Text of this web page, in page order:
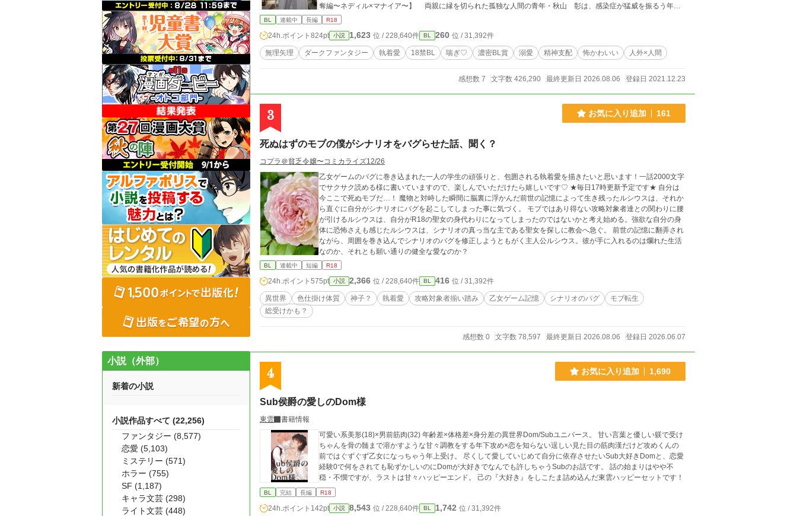
奪編〜ネディル×マナイア〜】 両親に縁を切られた孤独な人間の青年・秋山 彰は、感染症が猛威を振るう年末
の夜、銀色の長い髪を持つ美麗の淫魔王アルカシスによって淫魔界に拉致されてしまう。困惑する彰はアルカシス
始まる。人外への恐怖や性奴隷への拒絶から当初彰はアルカシスに抵抗するが次第にアルカシスの美しさと彼との
調教生活に彰は心をアルカシスに依存させていく。アルカシスの性奴隷として彼に依存していく中、彰は自身が神
に選ばれた『魅惑の人』という特異体質であることを知り、神の伴侶になるよう決断を迫られる。そしてアルカシ
ペットと主ーという従僕から伴侶ーパートナーーという関係に発展する。 淫魔界に帰還した二人は、アルカシスの
生えながら一人の意思を持つ人間として上位淫魔と対峙していく。先代淫魔王を母に、闘神を父に持つアルカシス
は北に残された過去の遺産と決別するため一度追い詰めた北国随一の防御型女淫魔イルマの居場所を特定する
BL 連載中 長編 R18
24h.ポイント 824pt 小説 1,623 位 / 228,640件 BL 260 位 / 31,392件
無理矢理 ダークファンタジー 執着愛 18禁BL 喘ぎ♡ 濃密BL賞 溺愛 精神支配 怖かわいい 人外×人間
感想数 7 文字数 426,290 最終更新日 2026.08.06 登録日 2021.12.23
3 お気に入り追加 161
死ぬはずのモブの僕がシナリオをバグらせた話、聞く？
コプラ＠貧乏令嬢〜コミカライズ12/26
乙女ゲームのバグに巻き込まれた一人の学生の頑張りと、包囲される執着愛を描きたいと思います！一話2000文字
でサクサク読める様に書いていますので、楽しんでいただけたら嬉しいです♡ ★毎日17時更新予定です★ 自分は
今ここで死ぬモブだ…！ 魔物と対峙した瞬間に脳裏に浮かんだ前世の記憶によって生き残ったルシウスは、それか
ら直ぐに自分がシナリオにバグを起こしてしまった事に気づく。 モブではあり得ない攻略対象者達との関わりに腰
が引けるルシウスは、自分がR18の聖女の身代わりになってしまったのではないかと考え始める。強欲な自分の身
体に恐怖さえも感じたルシウスは、シナリオの真っ当な主である聖女を探しに教会へ急ぐ。 前世の記憶に翻弄され
ながら、周囲を巻き込んでシナリオのバグを修正しようともがく主人公ルシウス。彼が手に入れるのは爛れた生活
なのか、それとも願い通りの健全な愛なのか？
BL 連載中 短編 R18
24h.ポイント 575pt 小説 2,366 位 / 228,640件 BL 416 位 / 31,392件
異世界 色仕掛け体質 神子？ 執着愛 攻略対象者揃い踏み 乙女ゲーム記憶 シナリオのバグ
モブ転生
総受けかも？
感想数 0 文字数 78,597 最終更新日 2026.08.06 登録日 2026.06.07
4 お気に入り追加 1,690
Sub侯爵の愛しのDom様
東雲
書籍情報
可愛い系美形(18)×男前筋肉(32) 年齢差×体格差×身分差の異世界Dom/Subユニバース。 甘い言葉と優しい躾で受け
ちゃんを骨の髄まで溶かすような甘々調教をする年下攻め×恋を知らない逞しい見た目の筋肉漢だけど攻めくんの
前ではぐずぐず乙女になっちゃう年上受け。 尽くして愛していじめて自分に依存させたいSub大好きDomと、恋愛
経験0で何をされても恥ずかしいのにDomが大好きでなんでも許しちゃうSubのお話です。 話の始まりはやや不
穏・不憫ですが、ラストは甘々ハッピーエンド。 己の『大好き』をしこたま詰め込んだ東雲ハッピーセットです！
BL 完結 長編 R18
24h.ポイント 142pt 小説 8,543 位 / 228,640件 BL 1,742 位 / 31,392件
小説（外部）
新着の小説
小説作品すべて (22,256)
ファンタジー (8,577)
恋愛 (5,103)
ミステリー (571)
ホラー (755)
SF (1,187)
キャラ文芸 (298)
ライト文芸 (448)